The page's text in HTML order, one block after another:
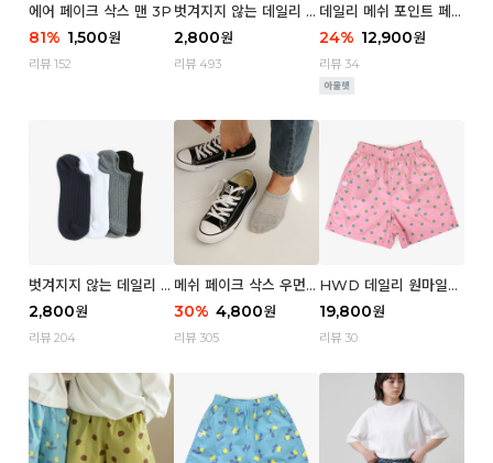
에어 페이크 삭스 맨 3P
81% 1,500원
리뷰 152
벗겨지지 않는 데일리 페
이크 삭스 (우먼)
2,800원
리뷰 493
데일리 메쉬 포인트 페이
크 삭스 우먼 4P
24% 12,900원
리뷰 34
벗겨지지 않는 데일리 페
이크 삭스 (맨)
2,800원
리뷰 204
메쉬 페이크 삭스 우먼 3
P
30% 4,800원
리뷰 305
HWD 데일리 원마일
쇼츠 - 04 Aroma (우
먼)
19,800원
리뷰 30